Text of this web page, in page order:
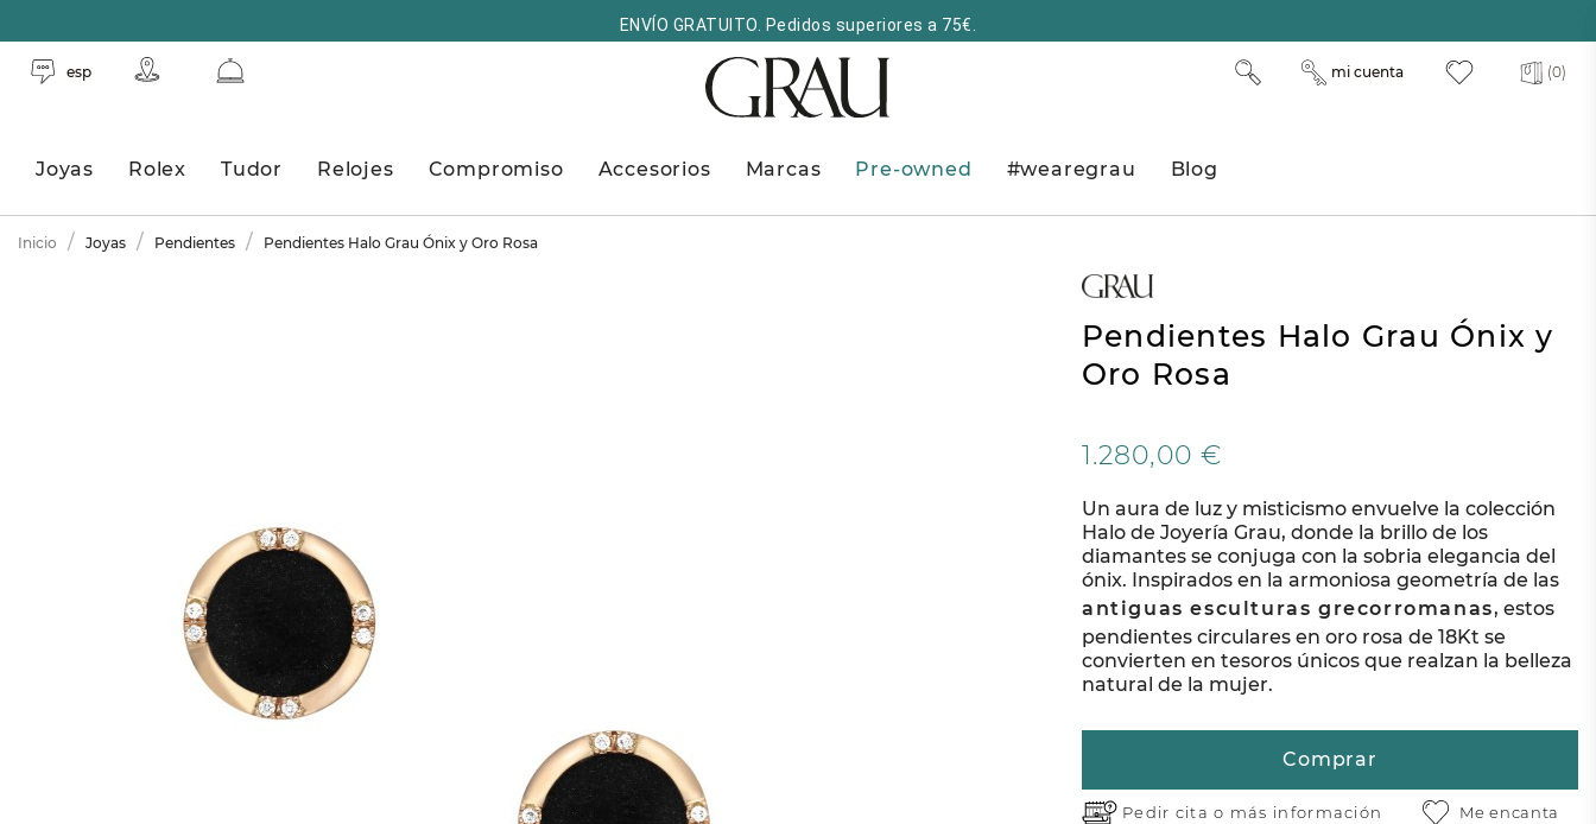
ENVÍO GRATUITO. Pedidos superiores a 75€.
esp (0)
mi cuenta
Joyas Rolex Tudor Relojes Compromiso Accesorios Marcas Pre-owned #wearegrau Blog
Inicio Joyas Pendientes Pendientes Halo Grau Ónix y Oro Rosa
Pendientes Halo Grau Ónix y
Oro Rosa
1.280,00 €
Un aura de luz y misticismo envuelve la colección
Halo de Joyería Grau, donde la brillo de los
diamantes se conjuga con la sobria elegancia del
ónix. Inspirados en la armoniosa geometría de las
antiguas esculturas grecorromanas, estos
pendientes circulares en oro rosa de 18Kt se
convierten en tesoros únicos que realzan la belleza
natural de la mujer.
Comprar
Pedir cita o más información Me encanta